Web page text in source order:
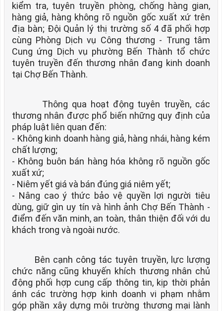
kiểm tra, tuyên truyền phòng, chống hàng gian,
hàng giả, hàng không rõ nguồn gốc xuất xứ trên
địa bàn; Đội Quản lý thị trường số 4 đã phối hợp
cùng Phòng Dịch vụ Công thương - Trung tâm
Cung ứng Dịch vụ phường Bến Thành tổ chức
tuyên truyền đến thương nhân đang kinh doanh
tại Chợ Bến Thành.
Thông qua hoạt động tuyên truyền, các
thương nhân được phổ biến những quy định của
pháp luật liên quan đến:
- Không kinh doanh hàng giả, hàng nhái, hàng kém
chất lượng;
- Không buôn bán hàng hóa không rõ nguồn gốc
xuất xứ;
- Niêm yết giá và bán đúng giá niêm yết;
- Nâng cao ý thức bảo vệ quyền lợi người tiêu
dùng, giữ gìn uy tín và hình ảnh Chợ Bến Thành -
điểm đến văn minh, an toàn, thân thiện đối với du
khách trong và ngoài nước.
Bên cạnh công tác tuyên truyền, lực lượng
chức năng cũng khuyến khích thương nhân chủ
động phối hợp cung cấp thông tin, kịp thời phản
ánh các trường hợp kinh doanh vi phạm nhằm
góp phần xây dựng môi trường thương mại lành